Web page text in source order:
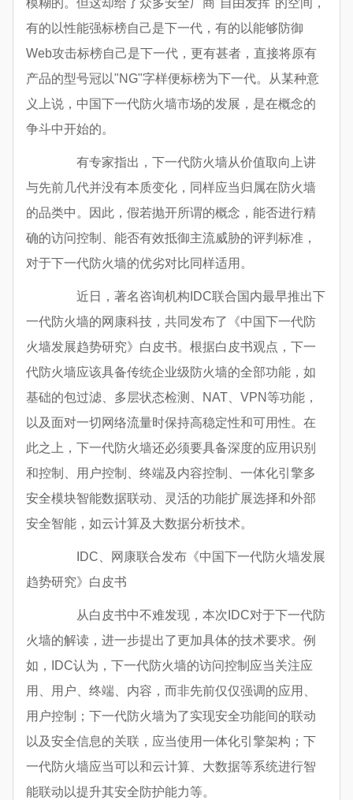
模糊的。但这却给了众多安全厂商"自由发挥"的空间，
有的以性能强标榜自己是下一代，有的以能够防御
Web攻击标榜自己是下一代，更有甚者，直接将原有
产品的型号冠以"NG"字样便标榜为下一代。从某种意
义上说，中国下一代防火墙市场的发展，是在概念的
争斗中开始的。
有专家指出，下一代防火墙从价值取向上讲
与先前几代并没有本质变化，同样应当归属在防火墙
的品类中。因此，假若抛开所谓的概念，能否进行精
确的访问控制、能否有效抵御主流威胁的评判标准，
对于下一代防火墙的优劣对比同样适用。
近日，著名咨询机构IDC联合国内最早推出下
一代防火墙的网康科技，共同发布了《中国下一代防
火墙发展趋势研究》白皮书。根据白皮书观点，下一
代防火墙应该具备传统企业级防火墙的全部功能，如
基础的包过滤、多层状态检测、NAT、VPN等功能，
以及面对一切网络流量时保持高稳定性和可用性。在
此之上，下一代防火墙还必须要具备深度的应用识别
和控制、用户控制、终端及内容控制、一体化引擎多
安全模块智能数据联动、灵活的功能扩展选择和外部
安全智能，如云计算及大数据分析技术。
IDC、网康联合发布《中国下一代防火墙发展
趋势研究》白皮书
从白皮书中不难发现，本次IDC对于下一代防
火墙的解读，进一步提出了更加具体的技术要求。例
如，IDC认为，下一代防火墙的访问控制应当关注应
用、用户、终端、内容，而非先前仅仅强调的应用、
用户控制；下一代防火墙为了实现安全功能间的联动
以及安全信息的关联，应当使用一体化引擎架构；下
一代防火墙应当可以和云计算、大数据等系统进行智
能联动以提升其安全防护能力等。